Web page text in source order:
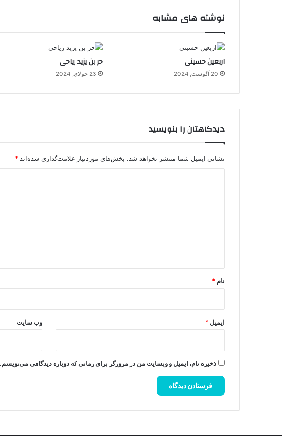
نوشته های مشابه
اربعین حسینی
20 آگوست, 2024
حر بن یزید ریاحی
23 جولای, 2024
دیدگاهتان را بنویسید
نشانی ایمیل شما منتشر نخواهد شد. بخش‌های موردنیاز علامت‌گذاری شده‌اند *
نام *
ایمیل * وب‌ سایت
ذخیره نام، ایمیل و وبسایت من در مرورگر برای زمانی که دوباره دیدگاهی می‌نویسم.